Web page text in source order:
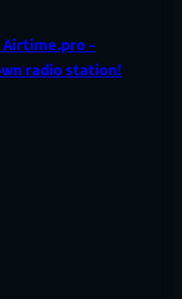
–
radio station!